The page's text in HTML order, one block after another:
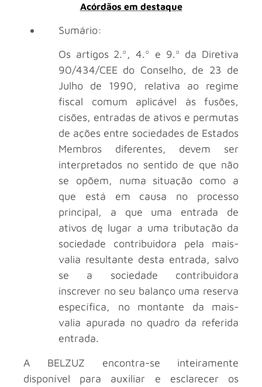
Acórdãos em destaque
Sumário:
Os artigos 2.º, 4.º e 9.º da Diretiva
90/434/CEE do Conselho, de 23 de
Julho de 1990, relativa ao regime
fiscal comum aplicável às fusões,
cisões, entradas de ativos e permutas
de ações entre sociedades de Estados
Membros diferentes, devem ser
interpretados no sentido de que não
se opõem, numa situação como a
que está em causa no processo
principal, a que uma entrada de
ativos dę lugar a uma tributação da
sociedade contribuidora pela mais-
valia resultante desta entrada, salvo
se a sociedade contribuidora
inscrever no seu balanço uma reserva
específica, no montante da mais-
valia apurada no quadro da referida
entrada.
A BELZUZ encontra-se inteiramente
disponível para auxiliar e esclarecer os